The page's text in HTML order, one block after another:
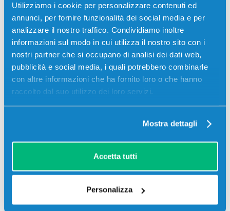
Utilizziamo i cookie per personalizzare contenuti ed
annunci, per fornire funzionalità dei social media e per
analizzare il nostro traffico. Condividiamo inoltre
informazioni sul modo in cui utilizza il nostro sito con i
nostri partner che si occupano di analisi dei dati web,
pubblicità e social media, i quali potrebbero combinarle
con altre informazioni che ha fornito loro o che hanno
raccolto dal suo utilizzo dei loro servizi.
Mostra dettagli
Accetta tutti
Personalizza
Aggiungi al carrello
SCADE TRA:
02
giorni
21
ore
50
min
46
sec
Descrizione
Toner originale Oki 43324423 CIANO 5000 pagine per